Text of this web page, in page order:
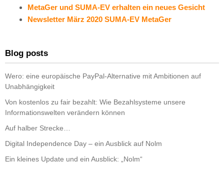
MetaGer und SUMA-EV erhalten ein neues Gesicht
Newsletter März 2020 SUMA-EV MetaGer
Blog posts
Wero: eine europäische PayPal-Alternative mit Ambitionen auf
Unabhängigkeit
Von kostenlos zu fair bezahlt: Wie Bezahlsysteme unsere
Informationswelten verändern können
Auf halber Strecke…
Digital Independence Day – ein Ausblick auf Nolm
Ein kleines Update und ein Ausblick: „Nolm“